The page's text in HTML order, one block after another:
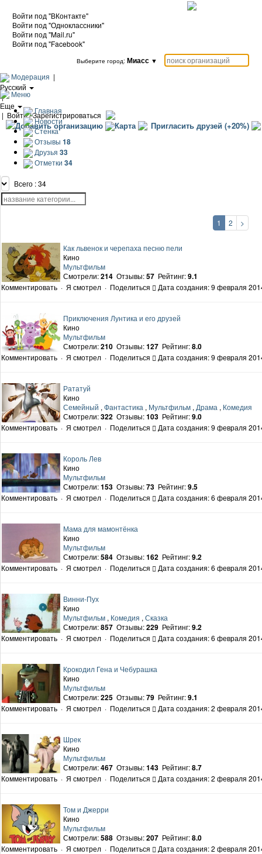
Войти под "ВКонтакте"
Войти под "Одноклассники"
Войти под "Mail.ru"
Войти под "Facebook"
Выберите город: Миасс ▼
Модерация |
Русский
|
Еще
| Войти / Зарегистрироваться
Добавить организацию Карта Пригласить друзей (+20%)
Меню
Главная
Новости
Стенка
Отзывы 18
Друзья 33
Отметки 34
Всего : 34
1 2 >
Как львенок и черепаха песню пели
Кино
Мультфильм
Смотрели:214 Отзывы:57 Рейтинг:9.1
Комментировать · Я смотрел · Поделиться Дата создания: 9 февраля
Приключения Лунтика и его друзей
Кино
Мультфильм
Смотрели:210 Отзывы:127 Рейтинг:8.0
Комментировать · Я смотрел · Поделиться Дата создания: 9 февраля
Рататуй
Кино
Семейный , Фантастика , Мультфильм , Драма , Комедия
Смотрели:322 Отзывы:103 Рейтинг:9.0
Комментировать · Я смотрел · Поделиться Дата создания: 9 февраля
Король Лев
Кино
Мультфильм
Смотрели:153 Отзывы:73 Рейтинг:9.5
Комментировать · Я смотрел · Поделиться Дата создания: 6 февраля
Мама для мамонтёнка
Кино
Мультфильм
Смотрели:584 Отзывы:162 Рейтинг:9.2
Комментировать · Я смотрел · Поделиться Дата создания: 6 февраля
Винни-Пух
Кино
Мультфильм , Комедия , Сказка
Смотрели:857 Отзывы:229 Рейтинг:9.2
Комментировать · Я смотрел · Поделиться Дата создания: 6 февраля
Крокодил Гена и Чебурашка
Кино
Мультфильм
Смотрели:225 Отзывы:79 Рейтинг:9.1
Комментировать · Я смотрел · Поделиться Дата создания: 2 февраля
Шрек
Кино
Мультфильм
Смотрели:467 Отзывы:143 Рейтинг:8.7
Комментировать · Я смотрел · Поделиться Дата создания: 2 февраля
Том и Джерри
Кино
Мультфильм
Смотрели:588 Отзывы:207 Рейтинг:8.0
Комментировать · Я смотрел · Поделиться Дата создания: 2 февраля